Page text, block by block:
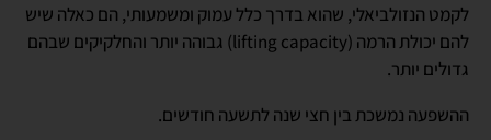
לקמט הנזולביאלי, שהוא בדרך כלל עמוק ומשמעותי, הם כאלה שיש
להם יכולת הרמה (lifting capacity) גבוהה יותר והחלקיקים שבהם
גדולים יותר.
ההשפעה נמשכת בין חצי שנה לתשעה חודשים.